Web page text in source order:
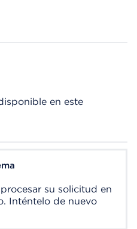
en este
su solicitud en
Inténtelo de nuevo